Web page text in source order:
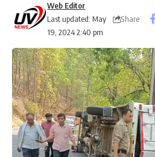
Last updated: May
19, 2024 2:40 pm
Web Editor
Share